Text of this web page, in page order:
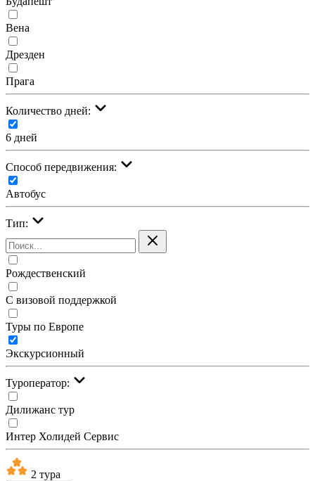
Вена
Дрезден
Прага
Количество дней:
6 дней
Cпособ передвижения:
Автобус
Тип:
Рождественский
С визовой поддержкой
Туры по Европе
Экскурсионный
Туроператор:
Дилижанс тур
Интер Холидей Сервис
2 тура